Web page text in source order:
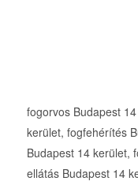
fogorvos Budapest
kerület, fogfehérítés
Budapest 14 kerület,
ellátás Budapest 14